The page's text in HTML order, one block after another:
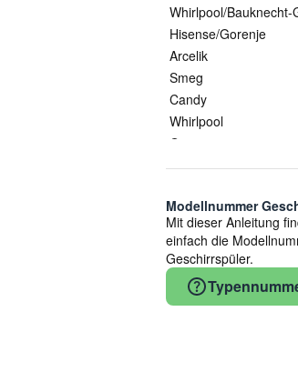
Whirlpool/Bauknecht-
Hisense/Gorenje
Arcelik
Smeg
Candy
Whirlpool
Gorenje
Electrolux/AEG
Siemens
Neff
Vestel
Midea/Comfee
ATAG
Modellnummer
Mit dieser Anleitung
einfach die
Geschirrspüler.